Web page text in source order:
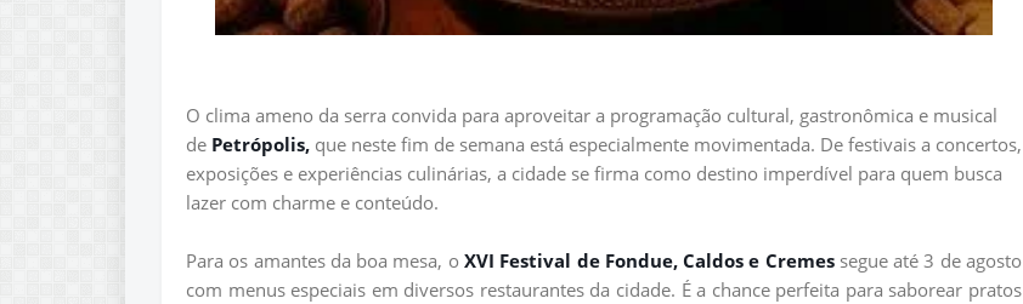
O clima ameno da serra convida para aproveitar a programação cultural, gastronômica e musical
de Petrópolis, que neste fim de semana está especialmente movimentada. De festivais a concertos,
exposições e experiências culinárias, a cidade se firma como destino imperdível para quem busca
lazer com charme e conteúdo.
Para os amantes da boa mesa, o XVI Festival de Fondue, Caldos e Cremessegue até 3 de agosto
com menus especiais em diversos restaurantes da cidade. É a chance perfeita para saborear pratos